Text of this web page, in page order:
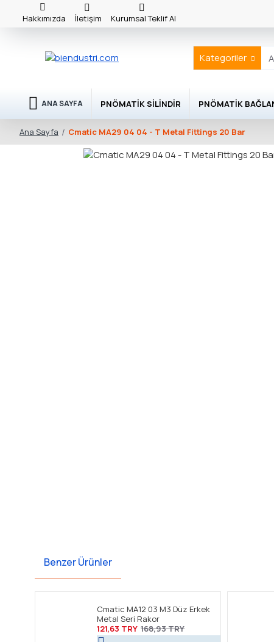
Hakkımızda İletişim Kurumsal Teklif Al
Kategoriler
ANA SAYFA PNÖMATIK SILINDIR PNÖMATIK
Ana Sayfa Cmatic MA29 04 04 - T Metal Fittings 20 Bar
Benzer Ürünler
Cmatic MA12 03 M3 Düz Erkek
Metal Seri Rakor
121,63 TRY 168,93 TRY